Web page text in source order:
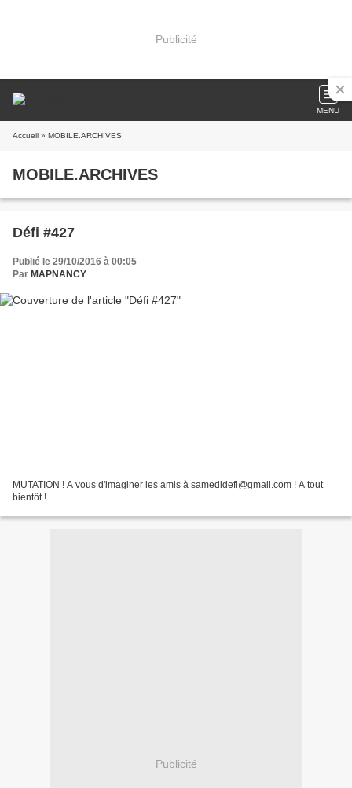
Publicité
MENU
Accueil » MOBILE.ARCHIVES
MOBILE.ARCHIVES
Défi #427
Publié le 29/10/2016 à 00:05
Par MAPNANCY
MUTATION ! A vous d'imaginer les amis à samedidefi@gmail.com ! A tout
bientôt !
Publicité